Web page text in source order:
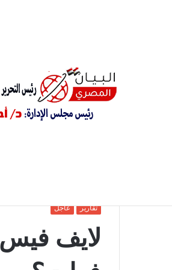
تقارير عاجل
لايف فيس